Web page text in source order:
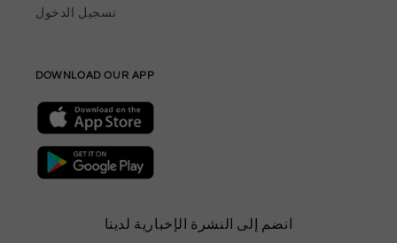
تسجيل الدخول
DOWNLOAD OUR APP
انضم إلى النشرة الإخبارية لدينا